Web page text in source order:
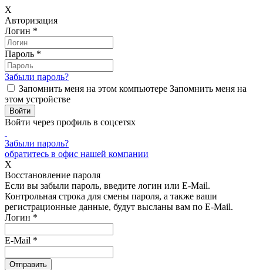
X
Авторизация
Логин *
Пароль *
Забыли пароль?
Запомнить меня на этом компьютере Запомнить меня на
этом устройстве
Войти через профиль в соцсетях
Забыли пароль?
обратитесь в офис нашей компании
X
Восстановление пароля
Если вы забыли пароль, введите логин или E-Mail.
Контрольная строка для смены пароля, а также ваши
регистрационные данные, будут высланы вам по E-Mail.
Логин *
E-Mail *